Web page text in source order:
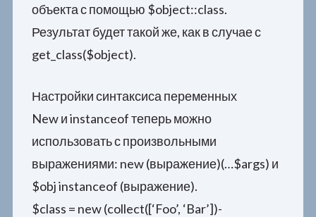
объекта с помощью $object::class.
Результат будет такой же, как в случае с
get_class($object).
Настройки синтаксиса переменных
New и instanceof теперь можно
использовать с произвольными
выражениями: new (выражение)(…$args) и
$obj instanceof (выражение).
$class = new (collect([‘Foo’, ‘Bar’])-